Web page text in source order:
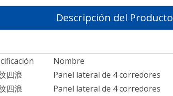
Descripción del Producto
Nombre
四浪 Panel lateral de 4 corredores
四浪 Panel lateral de 4 corredores